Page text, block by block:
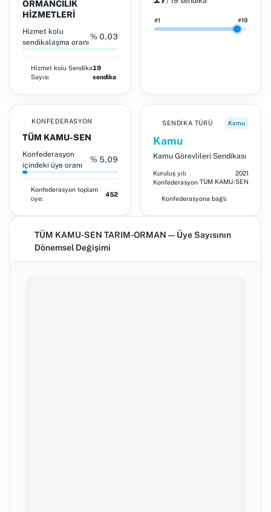
ORMANCILIK
HİZMETLERİ
Hizmet kolu
sendikalaşma oranı
% 0,03
Hizmet kolu Sendika
Sayısı
19
sendika
#1 #19
KONFEDERASYON
TÜM KAMU-SEN
Konfederasyon
içindeki üye oranı
% 5,09
Konfederasyon toplam
üye:
452
SENDIKA TÜRÜ Kamu
Kamu
Kamu Görevlileri Sendikası
Kuruluş yılı
2021
Konfederasyon TÜM KAMU-SEN
Konfederasyona bağlı
TÜM KAMU-SEN TARIM-ORMAN — Üye Sayısının
Dönemsel Değişimi